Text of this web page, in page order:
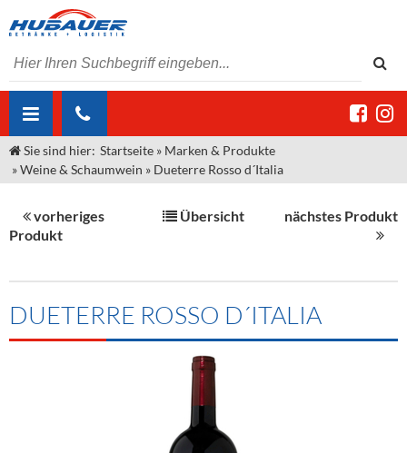
ÜBER UNS
Unser Liefergebiet
Kontakt
Angebote Gastronomie & Großhandel
Neuigkeiten
MARKEN & PRODUKTE
Sirup
Spirituosen
Kommisionskauf & Lieferbedingungen
Fremddienstleistungen
Sie sind hier: Startseite » Marken & Produkte
»Weine & Schaumwein » Dueterre Rosso d´Italia
vorheriges
Produkt
Übersicht nächstes Produkt
DUETERRE ROSSO D´ITALIA